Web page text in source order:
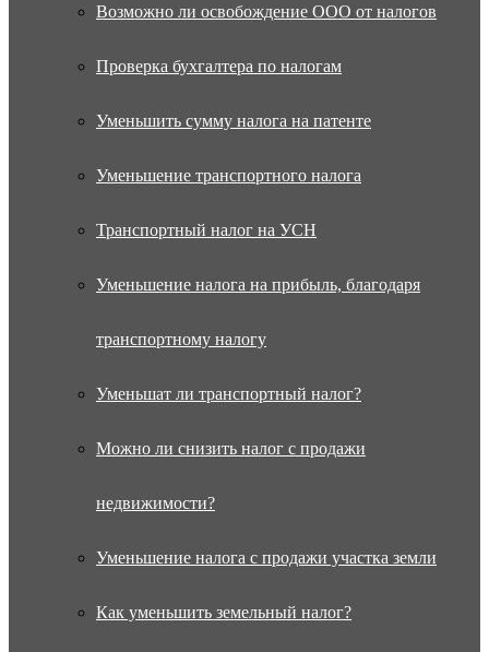
Возможно ли освобождение ООО от налогов
Проверка бухгалтера по налогам
Уменьшить сумму налога на патенте
Уменьшение транспортного налога
Транспортный налог на УСН
Уменьшение налога на прибыль, благодаря
транспортному налогу
Уменьшат ли транспортный налог?
Можно ли снизить налог с продажи
недвижимости?
Уменьшение налога с продажи участка земли
Как уменьшить земельный налог?